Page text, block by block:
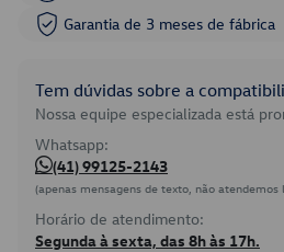
Garantia de 3 meses de fábrica
Tem dúvidas sobre a
Nossa equipe especializada está
Whatsapp:
(41) 99125-2143
(apenas mensagens de texto, não atendemos
Horário de atendimento:
Segunda à sexta, das 8h às 17h.